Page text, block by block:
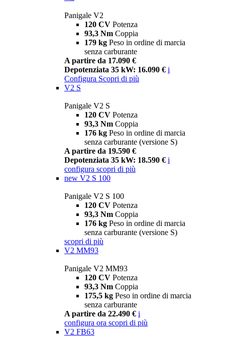
Panigale V2
120 CV Potenza
93,3 Nm Coppia
179 kg Peso in ordine di marcia
senza carburante
A partire da 17.090 €
Depotenziata 35 kW: 16.090 € i
Configura Scopri di più
V2 S
Panigale V2 S
120 CV Potenza
93,3 Nm Coppia
176 kg Peso in ordine di marcia
senza carburante (versione S)
A partire da 19.590 €
Depotenziata 35 kW: 18.590 € i
configura scopri di più
new V2 S 100
Panigale V2 S 100
120 CV Potenza
93,3 Nm Coppia
176 kg Peso in ordine di marcia
senza carburante (versione S)
scopri di più
V2 MM93
Panigale V2 MM93
120 CV Potenza
93,3 Nm Coppia
175,5 kg Peso in ordine di marcia
senza carburante
A partire da 22.490 € i
configura ora scopri di più
V2 FB63